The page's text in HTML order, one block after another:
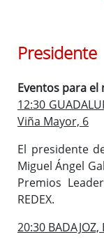
Oficina de
Presidente
Eventos para el
12:30
Viña Mayor, 6
El presidente
Miguel Ángel
Premios
REDEX.
20:30